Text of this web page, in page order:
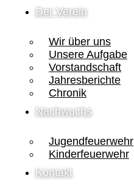
Der Verein
Wir über uns
Unsere Aufgabe
Vorstandschaft
Jahresberichte
Chronik
Nachwuchs
Jugendfeuerwehr
Kinderfeuerwehr
Kontakt